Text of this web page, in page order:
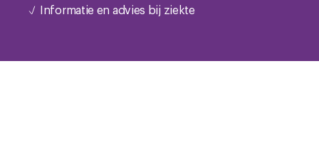
Informatie en advies bij ziekte